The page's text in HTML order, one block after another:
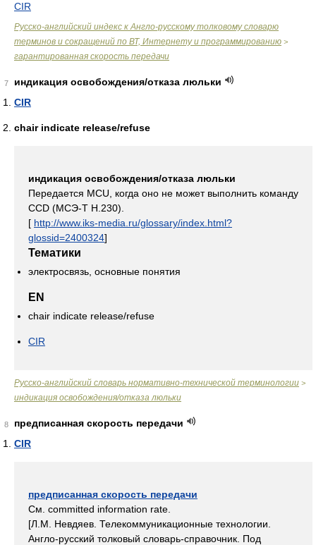
CIR
Русско-английский индекс к Англо-русскому толковому словарю
терминов и сокращений по ВТ, Интернету и программированию >
гарантированная скорость передачи
7
индикация освобождения/отказа люльки
CIR
chair indicate release/refuse
индикация освобождения/отказа люльки
Передается MCU, когда оно не может выполнить команду
CCD (МСЭ-Т Н.230).
[ http://www.iks-media.ru/glossary/index.html?
glossid=2400324]
Тематики
электросвязь, основные понятия
EN
chair indicate release/refuse
CIR
Русско-английский словарь нормативно-технической терминологии >
индикация освобождения/отказа люльки
8
предписанная скорость передачи
CIR
предписанная скорость передачи
См. committed information rate.
[Л.М. Невдяев. Телекоммуникационные технологии.
Англо-русский толковый словарь-справочник. Под